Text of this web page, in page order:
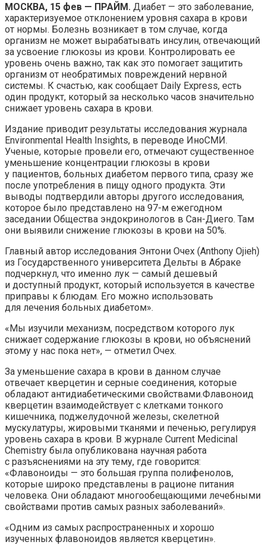
МОСКВА, 15 фев — ПРАЙМ. Диабет — это заболевание,
характеризуемое отклонением уровня сахара в крови
от нормы. Болезнь возникает в том случае, когда
организм не может вырабатывать инсулин, отвечающий
за усвоение глюкозы из крови. Контролировать ее
уровень очень важно, так как это помогает защитить
организм от необратимых повреждений нервной
системы. К счастью, как сообщает Daily Express, есть
один продукт, который за несколько часов значительно
снижает уровень сахара в крови.
Издание приводит результаты исследования журнала
Environmental Health Insights, в переводе ИноСМИ.
Ученые, которые провели его, отмечают существенное
уменьшение концентрации глюкозы в крови
у пациентов, больных диабетом первого типа, сразу же
после употребления в пищу одного продукта. Эти
выводы подтвердили авторы другого исследования,
которое было представлено на 97-м ежегодном
заседании Общества эндокринологов в Сан-Диего. Там
они выявили снижение глюкозы в крови на 50%.
Главный автор исследования Энтони Очех (Anthony Ojieh)
из Государственного университета Дельты в Абраке
подчеркнул, что именно лук — самый дешевый
и доступный продукт, который используется в качестве
приправы к блюдам. Его можно использовать
для лечения больных диабетом».
«Мы изучили механизм, посредством которого лук
снижает содержание глюкозы в крови, но объяснений
этому у нас пока нет», — отметил Очех.
За уменьшение сахара в крови в данном случае
отвечает кверцетин и серные соединения, которые
обладают антидиабетическими свойствами.Флавоноид
кверцетин взаимодействует с клетками тонкого
кишечника, поджелудочной железы, скелетной
мускулатуры, жировыми тканями и печенью, регулируя
уровень сахара в крови. В журнале Current Medicinal
Chemistry была опубликована научная работа
с разъяснениями на эту тему, где говорится:
«Флавоноиды — это большая группа полифенолов,
которые широко представлены в рационе питания
человека. Они обладают многообещающими лечебными
свойствами против самых разных заболеваний».
«Одним из самых распространенных и хорошо
изученных флавоноидов является кверцетин».